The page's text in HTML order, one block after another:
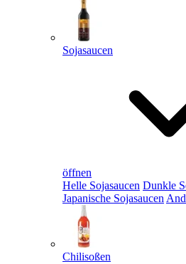
Sojasaucen
öffnen
Helle Sojasaucen Dunkle
Japanische Sojasaucen
Chilisoßen